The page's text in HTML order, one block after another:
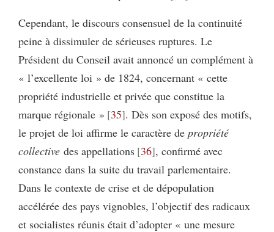
Cependant, le discours consensuel de la continuité
peine à dissimuler de sérieuses ruptures. Le
Président du Conseil avait annoncé un complément à
« l’excellente loi » de 1824, concernant « cette
propriété industrielle et privée que constitue la
marque régionale » 35 . Dès son exposé des motifs,
le projet de loi affirme le caractère de propriété
collective des appellations 36 , confirmé avec
constance dans la suite du travail parlementaire.
Dans le contexte de crise et de dépopulation
accélérée des pays vignobles, l’objectif des radicaux
et socialistes réunis était d’adopter « une mesure